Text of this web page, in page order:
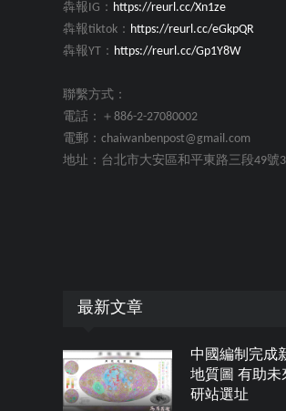
犇報IG： https://reurl.cc/Xn1ze
犇報tiktok： https://reurl.cc/eGkpQR
犇報YT： https://reurl.cc/Gp1Y8W
聯繫方式：
電話：＋886-2-27080002
電郵：chaiwanbenpost@gmail.com
地址：台北市大安區和平東路三段49號
最新文章
中國編制完成
地質圖 有助未
研站選址